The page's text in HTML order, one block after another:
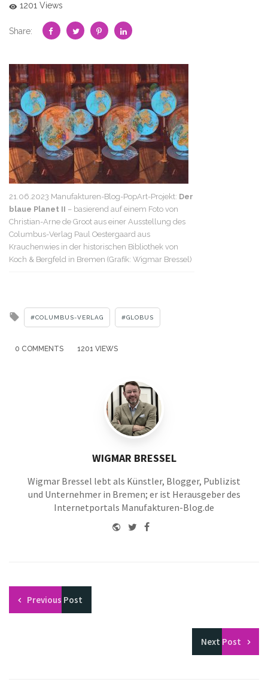
1201 Views
Share:
21.06.2023 Manufakturen-Blog-PopArt-Projekt: Der
blaue Planet II – basierend auf einem Foto von
Christian-Arne de Groot aus einer Ausstellung des
Columbus-Verlag Paul Oestergaard aus
Krauchenwies in der historischen Bibliothek von
Koch & Bergfeld in Bremen (Grafik: Wigmar Bressel)
Tagged
COLUMBUS-VERLAG GLOBUS
0 COMMENTS 1201 VIEWS
WIGMAR BRESSEL
Wigmar Bressel lebt als Künstler, Blogger, Publizist
und Unternehmer in Bremen; er ist Herausgeber des
Internetportals Manufakturen-Blog.de
WebsiteTwitterFacebook
Previous Post
Next Post